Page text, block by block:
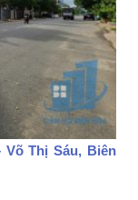
Võ Thị Sáu, Biên